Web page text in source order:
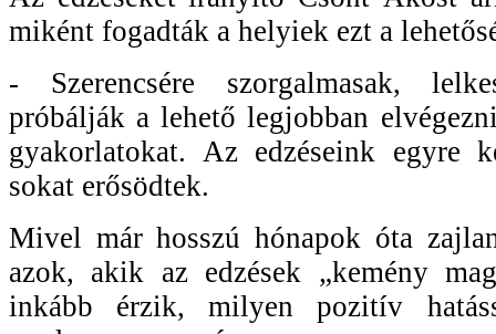
miként fogadták a helyiek ezt a
- Szerencsére szorgalmasak,
próbálják a lehető legjobban
gyakorlatokat. Az edzéseink egyre
sokat erősödtek.
Mivel már hosszú hónapok óta
azok, akik az edzések „kemény
inkább érzik, milyen pozitív